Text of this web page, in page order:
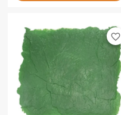
favorite_border